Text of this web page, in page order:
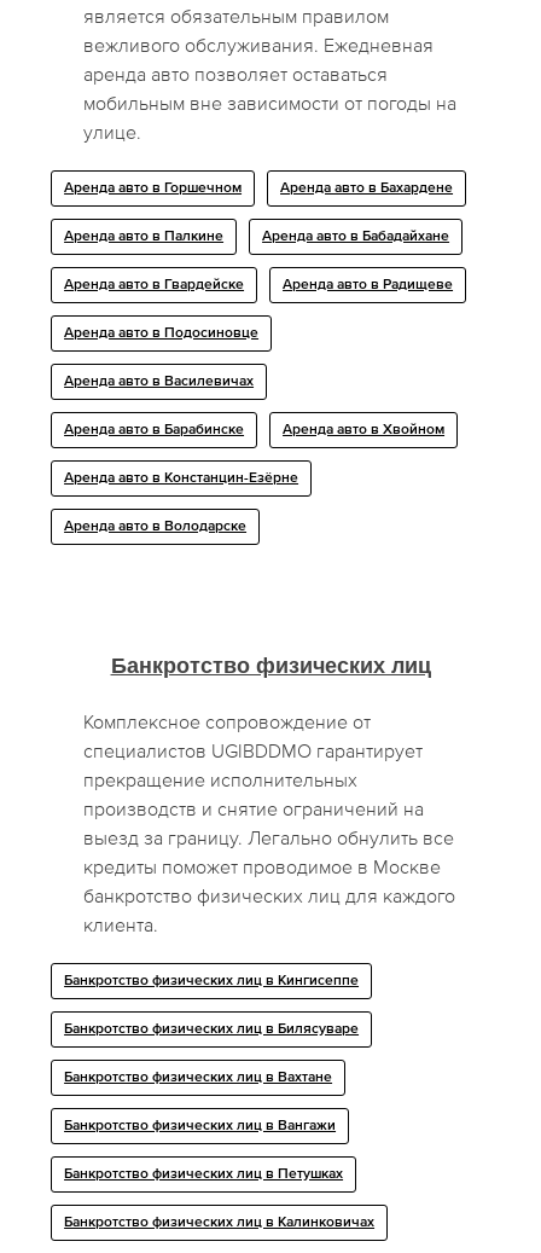
является обязательным правилом
вежливого обслуживания. Ежедневная
аренда авто позволяет оставаться
мобильным вне зависимости от погоды на
улице.
Аренда авто в Горшечном Аренда авто в Бахардене
Аренда авто в Палкине Аренда авто в Бабадайхане
Аренда авто в Гвардейске Аренда авто в Радищеве
Аренда авто в Подосиновце
Аренда авто в Василевичах
Аренда авто в Барабинске Аренда авто в Хвойном
Аренда авто в Констанцин-Езёрне
Аренда авто в Володарске
Банкротство физических лиц
Комплексное сопровождение от
специалистов UGIBDDMO гарантирует
прекращение исполнительных
производств и снятие ограничений на
выезд за границу. Легально обнулить все
кредиты поможет проводимое в Москве
банкротство физических лиц для каждого
клиента.
Банкротство физических лиц в Кингисеппе
Банкротство физических лиц в Билясуваре
Банкротство физических лиц в Вахтане
Банкротство физических лиц в Вангажи
Банкротство физических лиц в Петушках
Банкротство физических лиц в Калинковичах